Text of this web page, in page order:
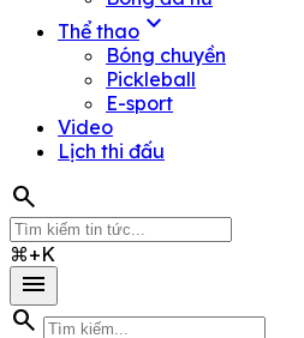
Thể thao expand_more
Bóng chuyền
Pickleball
E-sport
Video
Lịch thi đấu
search
⌘+K
menu
search